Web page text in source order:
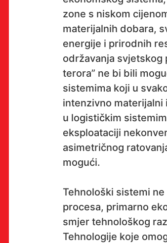
OK!
zone s niskom
materijalnih dobara,
energije i prirodnih
održavanja svjetskog
terora” ne bi bili
sistemima koji u
intenzivno materijalni
u logističkim
eksploataciji
asimetričnog
mogući.
Tehnološki sistemi
procesa, primarno
smjer tehnološkog
Tehnologije koje